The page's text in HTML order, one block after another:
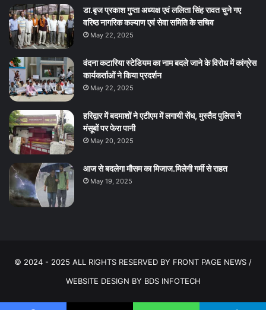
डा.बृज प्रकाश गुप्ता अध्यक्ष एवं ललिता सिंह रावत चुने गए
वरिष्ठ नागरिक कल्याण एवं सेवा समिति के सचिव
May 22, 2025
वंदना कटारिया स्टेडियम का नाम बदले जाने के विरोध में कांग्रेस
कार्यकर्ताओं ने किया प्रदर्शन
May 22, 2025
हरिद्वार में बदमाशों ने एटीएम में लगायी सेंध, मुस्तैद पुलिस ने
मंसूबों पर फेरा पानी
May 20, 2025
आज से बदलेगा मौसम का मिजाज.मिलेगी गर्मी से राहत
May 19, 2025
© 2024 - 2025 ALL RIGHTS RESERVED BY FRONT PAGE NEWS /
WEBSITE DESIGN BY BDS INFOTECH